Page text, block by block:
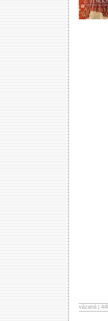
vázaná |